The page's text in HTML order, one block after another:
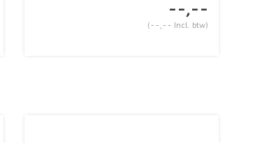
--,--
(--,-- Incl. btw)